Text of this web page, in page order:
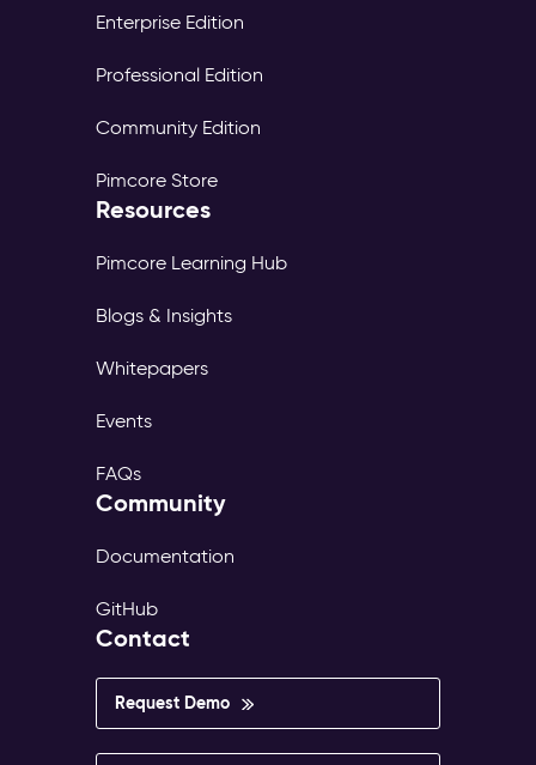
Enterprise Edition
Professional Edition
Community Edition
Pimcore Store
Resources
Pimcore Learning Hub
Blogs & Insights
Whitepapers
Events
FAQs
Community
Documentation
GitHub
Contact
Request Demo